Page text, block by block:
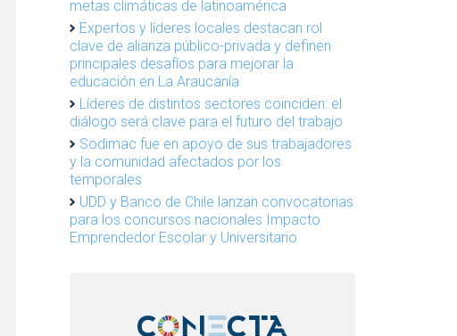
metas climáticas de latinoamérica
Expertos y líderes locales destacan rol
clave de alianza público-privada y definen
principales desafíos para mejorar la
educación en La Araucanía
Líderes de distintos sectores coinciden: el
diálogo será clave para el futuro del trabajo
Sodimac fue en apoyo de sus trabajadores
y la comunidad afectados por los
temporales
UDD y Banco de Chile lanzan convocatorias
para los concursos nacionales Impacto
Emprendedor Escolar y Universitario